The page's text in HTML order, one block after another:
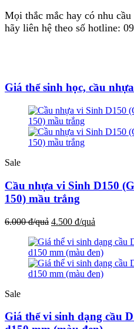
Mọi thắc mắc hay có nhu
hãy liên hệ theo số hotline:
Giá thể sinh học, cầu
Sale
Cầu nhựa vi Sinh D150
150) mầu trắng
6.000 đ/quả 4.500 đ/quả
Sale
Giá thể vi sinh dạng cầu